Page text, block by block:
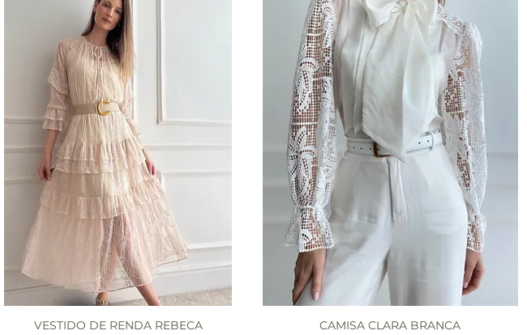
Visualização rápida
VESTIDO DE RENDA REBECA Visualização rápida
CAMISA CLARA BRANCA